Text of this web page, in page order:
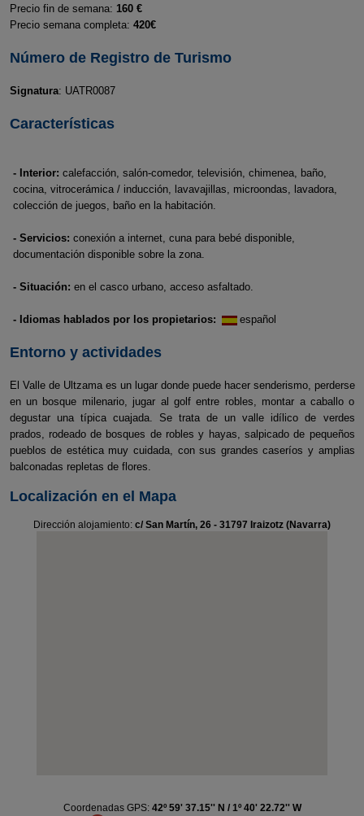
Precio fin de semana: 160 €
Precio semana completa: 420€
Número de Registro de Turismo
Signatura: UATR0087
Características
- Interior: calefacción, salón-comedor, televisión, chimenea, baño,
cocina, vitrocerámica / inducción, lavavajillas, microondas, lavadora,
colección de juegos, baño en la habitación.
- Servicios: conexión a internet, cuna para bebé disponible,
documentación disponible sobre la zona.
- Situación: en el casco urbano, acceso asfaltado.
- Idiomas hablados por los propietarios: español
Entorno y actividades
El Valle de Ultzama es un lugar donde puede hacer senderismo, perderse
en un bosque milenario, jugar al golf entre robles, montar a caballo o
degustar una típica cuajada. Se trata de un valle idílico de verdes
prados, rodeado de bosques de robles y hayas, salpicado de pequeños
pueblos de estética muy cuidada, con sus grandes caseríos y amplias
balconadas repletas de flores.
Localización en el Mapa
Dirección alojamiento: c/ San Martín, 26 - 31797 Iraizotz (Navarra)
Coordenadas GPS: 42º 59' 37.15'' N / 1º 40' 22.72'' W